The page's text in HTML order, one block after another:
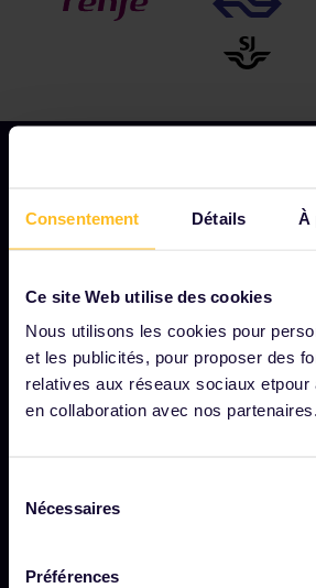
Consentement Détails À
Ce site Web utilise des cookies
Nous utilisons les cookies pour
et les publicités, pour proposer des
relatives aux réseaux sociaux etpour
en collaboration avec nos partenaires.
Nécessaires
Préférences
NOTRE SOCIÉTÉ
Salle de presse
Devenez notre partenaire
DÉMARRER